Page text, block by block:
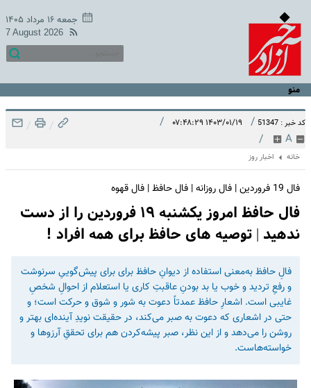
جمعه ۱۶ مرداد ۱۴۰۵
7 August 2026
منو
کد خبر : 51347 / ۱۴۰۳/۰۱/۱۹ ۰۷:۴۸:۲۹ /
A
/
/
/
خانه اخبار روز
فال 19 فروردین | فال روزانه | فال حافظ | فال قهوه
فال حافظ امروز یکشنبه ۱۹ فروردین را از دست
ندهید | توصیه های حافظ برای همه افراد !
فالِ حافظ به‌معنی استفاده از دیوانِ حافظ برای برای پیش‌گوییِ سرنوشت
و رفعِ تردید و خوب یا بد بودنِ عاقبتِ کاری یا استعلام از احوالِ شخصِ
غایبی است. اشعارِ حافظ عمدتاً دعوت به شور و شوق و حرکت است؛ و
حتی در اشعاری که دعوت به صبر می‌کند، در حقیقت نویدِ آینده‌ای بهتر و
روشن را می‌دهد و از این نظر، صبر پیشه‌کردن هم برای تحققِ آرزوها و
خواسته‌هاست.